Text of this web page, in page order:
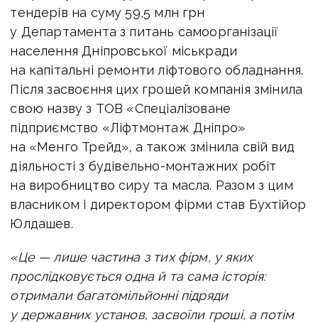
тендерів на суму 59,5 млн грн
у Департамента з питань самоорганізації
населення Дніпровської міськради
на капітальні ремонти ліфтового обладнання.
Після засвоєння цих грошей компанія змінила
свою назву з ТОВ «Спеціалізоване
підприємство «Ліфтмонтаж Дніпро»
на «Менго Трейд», а також змінила свій вид
діяльності з будівельно-монтажних робіт
на виробництво сиру та масла. Разом з цим
власником і директором фірми став Бухтійор
Юлдашев.
«Це — лише частина з тих фірм, у яких
прослідковується одна й та сама історія:
отримали багатомільйонні підряди
у державних установ, засвоїли гроші, а потім